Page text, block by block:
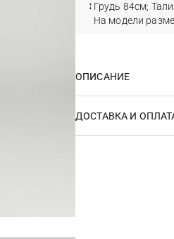
Грудь 84см;
На модели
ОПИСАНИЕ
ДОСТАВКА И